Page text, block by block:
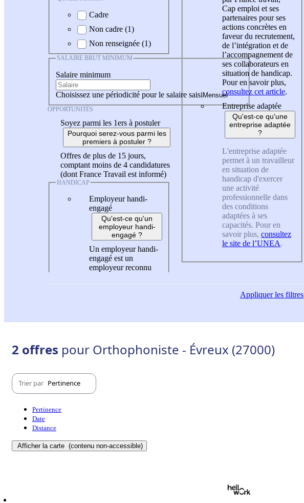
Cadre
Non cadre (1)
Non renseignée (1)
SALAIRE BRUT MINIMUM
Salaire minimum
Choisissez une périodicité pour le salaire saisi
OPPORTUNITÉS
Soyez parmi les 1ers à postuler
Pourquoi serez-vous parmi les
premiers à postuler ?
Offres de plus de 15 jours,
comptant moins de 4 candidatures
(dont France Travail est informé)
HANDICAP
Employeur handi-
engagé
Qu'est-ce qu'un
employeur handi-
engagé ?
Un employeur handi-
engagé est un
employeur reconnu
Cap emploi et ses
partenaires pour ses
actions concrètes en
faveur du recrutement,
de l’intégration et de
l’accompagnement de
ses collaborateurs en
situation de handicap.
Pour en savoir plus,
consultez cet article.
Entreprise adaptée
Qu'est-ce qu'une
entreprise adaptée
?
L'entreprise adaptée
permet à un travailleur
en situation de
handicap d'exercer
une activité
professionnelle dans
des conditions
adaptées à ses
capacités. Pour en
savoir plus, consultez
le site de l’UNEA.
Appliquerles filtres
2 offres pour Orthophoniste - Évreux (27000)
Trier par Pertinence
Pertinence
Date
Distance
Afficher la carte (contenu non-accessible)